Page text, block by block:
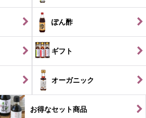
ぽん酢
ギフト
オーガニック
お得なセット商品